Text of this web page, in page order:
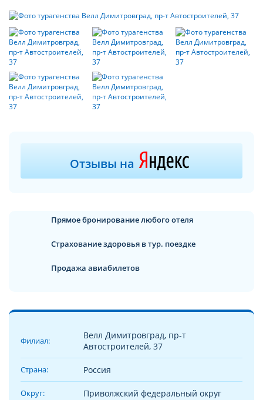
Отзывы на
Прямое бронирование любого отеля
Страхование здоровья в тур. поездке
Продажа авиабилетов
Филиал:
Велл Димитровград, пр-т
Автостроителей, 37
Страна: Россия
Округ: Приволжский федеральный округ